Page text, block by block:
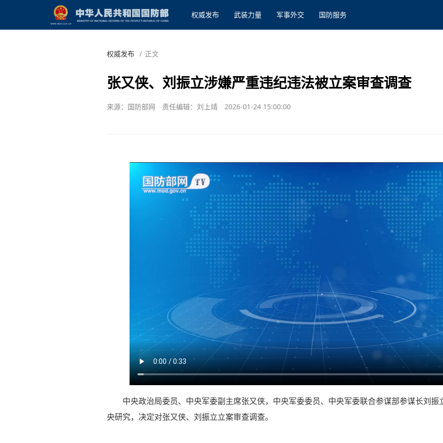
权威发布 武装力量 军事外交 国防服务
权威发布 / 正文
张又侠、刘振立涉嫌严重违纪违法被立案审查调查
来源：国防部网 责任编辑：刘上靖 2026-01-24 15:00:00
中央政治局委员、中央军委副主席张又侠，中央军委委员、中央军委联合参谋部参谋长刘
央研究，决定对张又侠、刘振立立案审查调查。